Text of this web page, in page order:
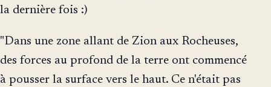
la dernière fois :)
"Dans une zone allant de Zion aux Rocheuses,
des forces au profond de la terre ont commencé
à pousser la surface vers le haut. Ce n'était pas